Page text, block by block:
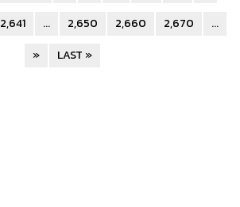
2,641 ... 2,650 2,660 2,670
...
»
LAST »